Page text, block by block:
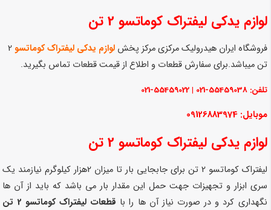
لوازم یدکی لیفتراک کوماتسو 2 تن
فروشگاه ایران هیدرولیک مرکزی مرکز پخشلوازم یدکی لیفتراک کوماتسو2
تن میباشد.برای سفارش قطعات و اطلاع از قیمت قطعات تماس بگیرید.
تلفن: 55459038-021 | 55459022-021
موبایل: 09126883974
لوازم یدکی لیفتراک کوماتسو 2 تن
لیفتراک کوماتسو 2 تن برای جابجایی بار تا میزان 2هزار کیلوگرم نیازمند یک
سری ابزار و تجهیزات جهت حمل این مقدار بار می باشد که باید از آن ها
نگهداری کرد و در صورت نیاز آن ها را با قطعات لیفتراک کوماتسو 2 تن